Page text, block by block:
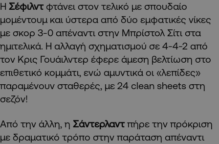
Η Σέφιλντφτάνει στον τελικό με σπουδαίο
μομέντουμ και ύστερα από δύο εμφατικές νίκες
με σκορ 3-0 απέναντι στην Μπρίστολ Σίτι στα
ημιτελικά. Η αλλαγή σχηματισμού σε 4-4-2 από
τον Κρις Γουάιλντερ έφερε άμεση βελτίωση στο
επιθετικό κομμάτι, ενώ αμυντικά οι «λεπίδες»
παραμένουν σταθερές, με 24 clean sheets στη
σεζόν!
Από την άλλη, η Σάντερλαντπήρε την πρόκριση
με δραματικό τρόπο στην παράταση απέναντι